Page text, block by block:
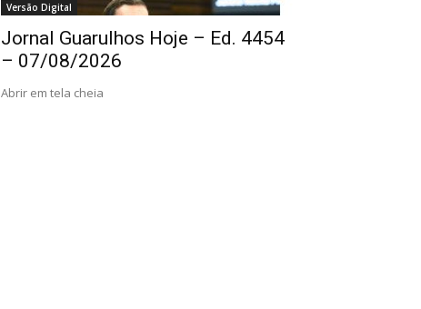
Versão Digital
Jornal Guarulhos Hoje – Ed. 4454
– 07/08/2026
Abrir em tela cheia